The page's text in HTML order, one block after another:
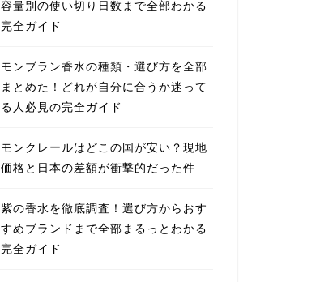
容量別の使い切り日数まで全部わかる
完全ガイド
モンブラン香水の種類・選び方を全部
まとめた！どれが自分に合うか迷って
る人必見の完全ガイド
モンクレールはどこの国が安い？現地
価格と日本の差額が衝撃的だった件
紫の香水を徹底調査！選び方からおす
すめブランドまで全部まるっとわかる
完全ガイド